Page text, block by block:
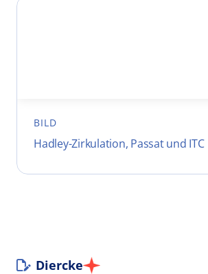
BILD
Hadley-Zirkulation, Passat und ITC
Diercke